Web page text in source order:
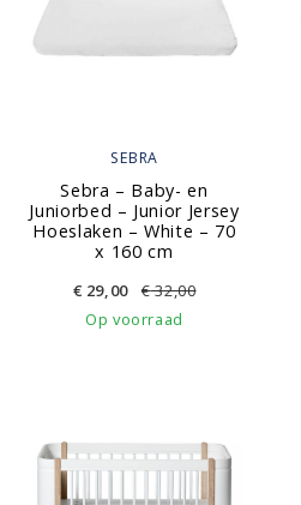
SEBRA
Sebra – Baby- en
Juniorbed – Junior Jersey
Hoeslaken – White – 70
x 160 cm
€ 29,00 €32,00
Op voorraad